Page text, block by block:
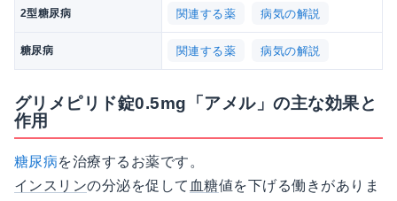
2型糖尿病 関連する薬 病気の解説
糖尿病 関連する薬 病気の解説
グリメピリド錠0.5mg「アメル」の主な効果と
作用
糖尿病を治療するお薬です。
インスリンの分泌を促して 血糖値を下げる働きがありま